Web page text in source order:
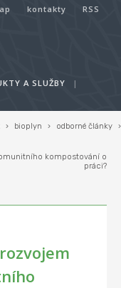
kontakty RSS
A SLUŽBY
|
› bioplyn › odborné články ›
kompostování o
práci?